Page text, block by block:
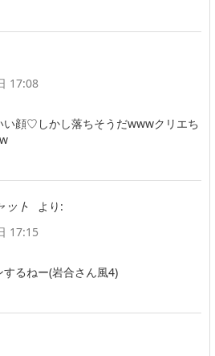
17:08
い顔♡しかし落ちそうだwwwクリエち
ット
より:
17:15
るねー(岩合さん風4)